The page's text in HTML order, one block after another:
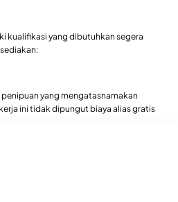
kualifikasi yang dibutuhkan segera
yang mengatasnamakan
ini tidak dipungut biaya alias gratis